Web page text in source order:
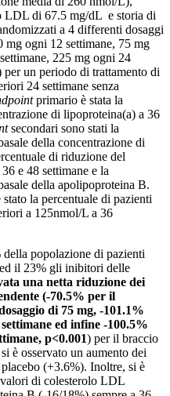
LDL di 67.5 mg/dL e storia di
a 4 differenti dosaggi
mg ogni 12 settimane, 75 mg
225 mg ogni 24
un periodo di trattamento di
24 settimane senza
primario è stata la
di lipoproteina(a) a 36
secondari sono stati la
della concentrazione di
di riduzione del
e 48 settimane e la
della apolipoproteina B.
la percentuale di pazienti
a 125nmol/L a 36
popolazione di pazienti
il 23% gli inibitori delle
una netta riduzione dei
(-70.5% per il
di 75 mg, -101.1%
ed infine -100.5%
p<0.001) per il braccio
è osservato un aumento dei
(+3.6%). Inoltre, si è
di colesterolo LDL